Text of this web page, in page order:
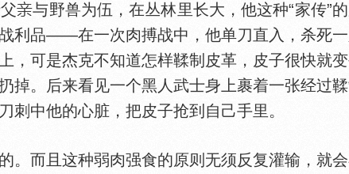
与野兽为伍，在丛林里长大，他这种“家传”
利品——在一次肉搏战中，他单刀直入，杀死一
，可是杰克不知道怎样鞣制皮革，皮子很快就
掉。后来看见一个黑人武士身上裹着一张经过鞣
中他的心脏，把皮子抢到自己手里。
而且这种弱肉强食的原则无须反复灌输，就